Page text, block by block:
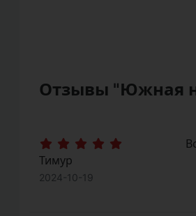
Отзывы "Южная
Тимур
2024-10-19